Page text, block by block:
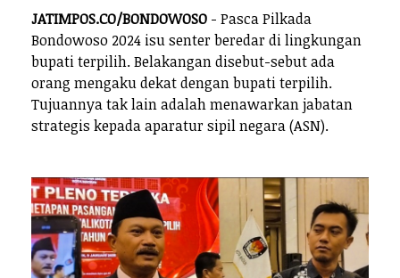
JATIMPOS.CO/BONDOWOSO - Pasca Pilkada
Bondowoso 2024 isu senter beredar di lingkungan
bupati terpilih. Belakangan disebut-sebut ada
orang mengaku dekat dengan bupati terpilih.
Tujuannya tak lain adalah menawarkan jabatan
strategis kepada aparatur sipil negara (ASN).